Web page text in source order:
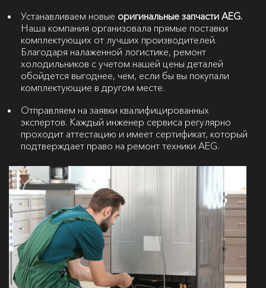
Устанавливаем новые оригинальные запчасти AEG.
Наша компания организовала прямые поставки
комплектующих от лучших производителей.
Благодаря налаженной логистике, ремонт
холодильников с учетом нашей цены деталей
обойдется выгоднее, чем, если бы вы покупали
комплектующие в другом месте.
Отправляем на заявки квалифицированных
экспертов. Каждый инженер сервиса регулярно
проходит аттестацию и имеет сертификат, который
подтверждает право на ремонт техники AEG.